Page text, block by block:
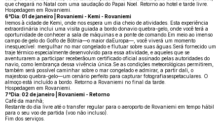
que chegará no Natal com uma saudação do Papai Noel. Retorno ao hotel e tarde livre.
Hospedagem em Rovaniemi.
6°Dia: 01 de janeiro | Rovaniemi - Kemi - Rovaniemi
Iremos à cidade de Kemi, onde nos espera um dia cheio de atividades. Esta experiência
extraordinária inclui uma visita guiada a bordo donavio quebra-gelo, onde você terá a
oportunidade de conhecer a sala de máquinas e a ponte de comando.Em meio ao imenso
campo de gelo do Golfo de Bótnia—o maior daEuropa—, você viverá um momento
inesquecível: mergulhar no mar congelado e flutuar sobre suas águas.Será fornecido um
traje térmico especialmente desenvolvido para essa atividade, e aqueles que se
aventurarem a participar receberãoum certificado oficial assinado pelas autoridades do
navio, como lembrança dessa vivência única.Se as condições meteorológicas permitirem,
também será possível caminhar sobre o mar congelado e admirar, a partir dali, o
majestoso quebra-gelo—um cenário perfeito para capturar fotografiasespetaculares. O
almoço está incluído a bordo. Retorno a Rovaniemi no final da tarde.
Hospedagem em Rovaniemi.
7°Dia: 02 de janeiro | Rovaniemi - Retorno
Café da manhã;
Restante do dia livre até o transfer regular para o aeroporto de Rovaniemi em tempo hábil
para o seu voo de partida (voo não incluso).
Fim dos serviços.